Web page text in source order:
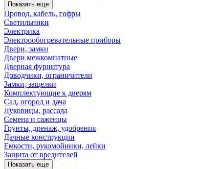
Показать еще
Провод, кабель, гофры
Светильники
Электрика
Электрообогревательные приборы
Двери, замки
Двери межкомнатные
Дверная фурнитура
Доводчики, ограничители
Замки, защелки
Комплектующие к дверям
Сад, огород и дача
Луковицы, рассада
Семена и саженцы
Грунты, дренаж, удобрения
Дачные конструкции
Емкости, рукомойники, лейки
Защита от вредителей
Показать еще